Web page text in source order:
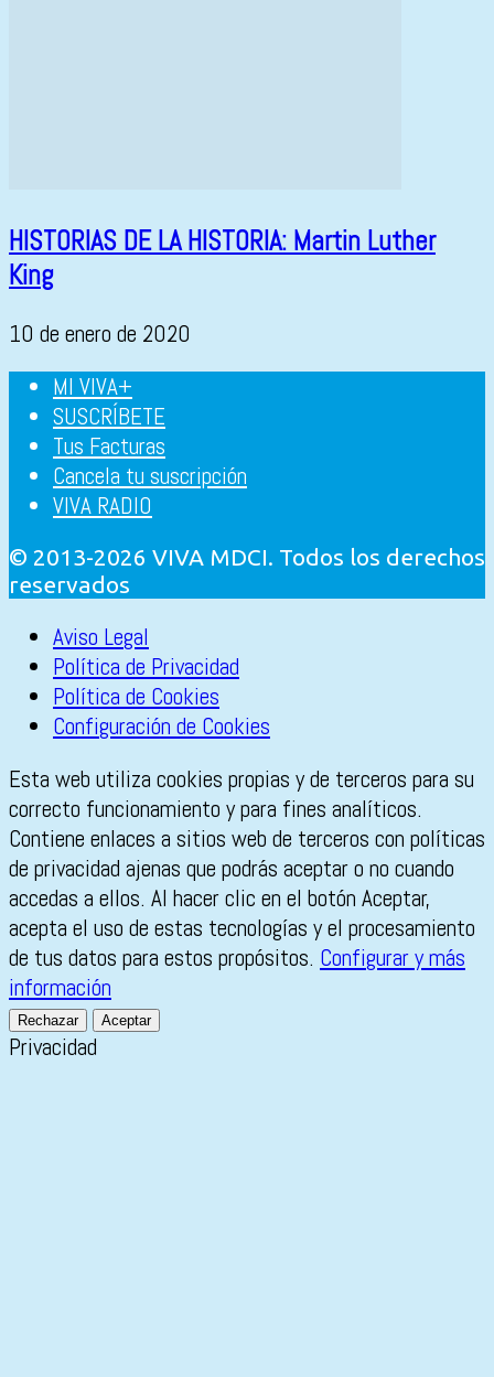
HISTORIAS DE LA HISTORIA: Martin Luther
King
10 de enero de 2020
MI VIVA+
SUSCRÍBETE
Tus Facturas
Cancela tu suscripción
VIVA RADIO
© 2013-2026 VIVA MDCI. Todos los derechos
reservados
Aviso Legal
Política de Privacidad
Política de Cookies
Configuración de Cookies
Esta web utiliza cookies propias y de terceros para su
correcto funcionamiento y para fines analíticos.
Contiene enlaces a sitios web de terceros con políticas
de privacidad ajenas que podrás aceptar o no cuando
accedas a ellos. Al hacer clic en el botón Aceptar,
acepta el uso de estas tecnologías y el procesamiento
de tus datos para estos propósitos. Configurar y más
información
Rechazar Aceptar
Privacidad